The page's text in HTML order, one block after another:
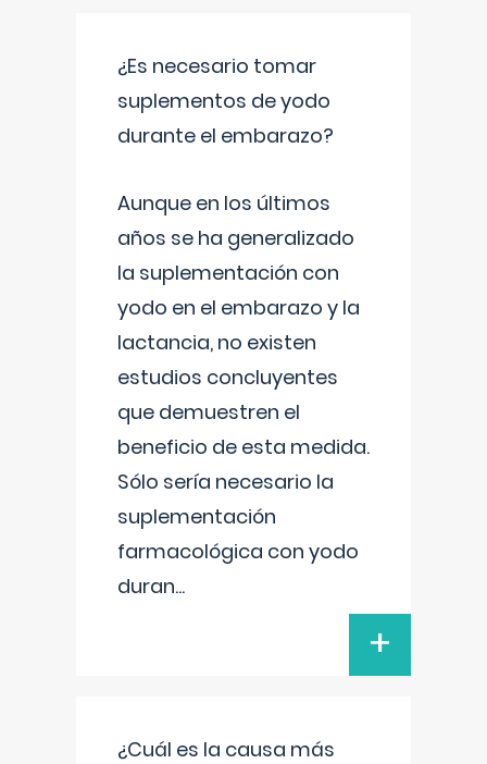
¿Es necesario tomar
suplementos de yodo
durante el embarazo?
Aunque en los últimos
años se ha generalizado
la suplementación con
yodo en el embarazo y la
lactancia, no existen
estudios concluyentes
que demuestren el
beneficio de esta medida.
Sólo sería necesario la
suplementación
farmacológica con yodo
duran...
+
¿Cuál es la causa más